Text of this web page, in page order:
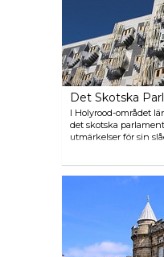
Det Skotska
I Holyrood-området
det skotska
utmärkelser för sin
dig om Skottlands
arkitekturen. Om du
skotska parlamentet
att man bokar i förväg.